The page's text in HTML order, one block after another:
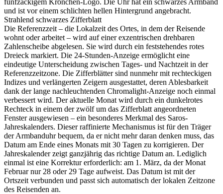
Strahlend schwarzes Zifferblatt
Die Referenzzeit – die Lokalzeit des Ortes, in dem der Reisende
wohnt oder arbeitet – wird auf einer exzentrischen drehbaren
Zahlenscheibe abgelesen. Sie wird durch ein feststehendes rotes
Dreieck markiert. Die 24-Stunden-Anzeige ermöglicht eine
eindeutige Unterscheidung zwischen Tages- und Nachtzeit in der
Referenz­zeitzone. Die Zifferblätter sind nunmehr mit rechteckigen
Indizes und verlängerten Zeigern ausgestattet, deren Ablesbarkeit
dank der lange nachleuchtenden Chromalight-Anzeige noch einmal
verbessert wird. Der aktuelle Monat wird durch ein dunkelrotes
Rechteck in einem der zwölf um das Zifferblatt angeordneten
Fenster ausgewiesen – ein besonderes Merkmal des Saros-
Jahreskalenders. Dieser raffinierte Mechanismus ist für den Träger
der Armbanduhr bequem, da er nicht mehr daran denken muss, das
Datum am Ende eines Monats mit 30 Tagen zu korrigieren. Der
Jahreskalender zeigt ganzjährig das richtige Datum an. Lediglich
einmal ist eine Korrektur erforderlich: am 1. März, da der Monat
Februar nur 28 oder 29 Tage aufweist. Das Datum ist mit der
Ortszeit verbunden und passt sich automatisch der lokalen Zeitzone
des Reisenden an.